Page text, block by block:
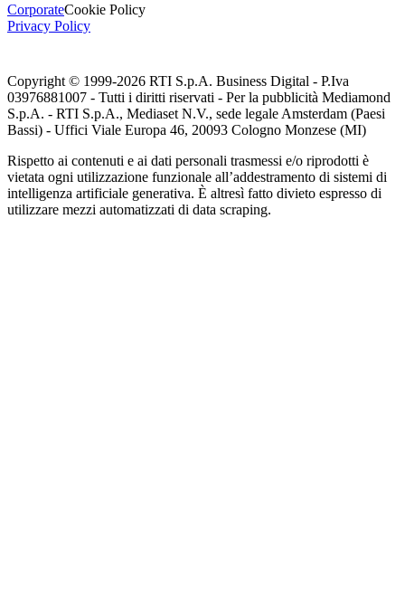
CorporateCookie Policy
Privacy Policy
Copyright © 1999-2026 RTI S.p.A. Business Digital - P.Iva
03976881007 - Tutti i diritti riservati - Per la pubblicità Mediamond
S.p.A. - RTI S.p.A., Mediaset N.V., sede legale Amsterdam (Paesi
Bassi) - Uffici Viale Europa 46, 20093 Cologno Monzese (MI)
Rispetto ai contenuti e ai dati personali trasmessi e/o riprodotti è
vietata ogni utilizzazione funzionale all’addestramento di sistemi di
intelligenza artificiale generativa. È altresì fatto divieto espresso di
utilizzare mezzi automatizzati di data scraping.